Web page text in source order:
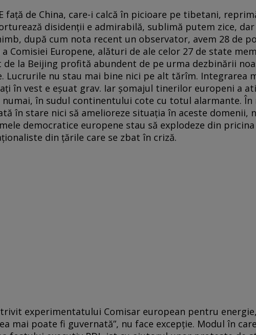
faţă de China, care-i calcă în picioare pe tibetani,
disidenţii e admirabilă, sublimă putem zice,
după cum nota recent un observator, avem 28 de
a Comisiei Europene, alături de ale celor 27 de state
la Beijing profită abundent de pe urma dezbinării
Lucrurile nu stau mai bine nici pe alt tărîm. Integrarea
în vest e eşuat grav. Iar şomajul tinerilor europeni a
numai, în sudul continentului cote cu totul alarmante.
în stare nici să amelioreze situaţia în aceste domenii,
democratice europene stau să explodeze din
din ţările care se zbat în criză.
experimentatului Comisar european pentru
mai poate fi guvernată”, nu face excepţie. Modul în care